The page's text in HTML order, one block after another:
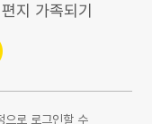
지 가족되기
으로 로그인할 수